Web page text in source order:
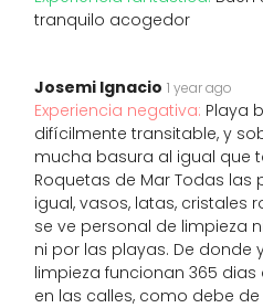
tranquilo acogedor
Josemi Ignacio 1 year ago
Experiencia negativa: Playa
difícilmente transitable, y
mucha basura al igual que
Roquetas de Mar Todas
igual, vasos, latas, cristales
se ve personal de limpieza
ni por las playas. De donde
limpieza funcionan 365
en las calles, como debe de